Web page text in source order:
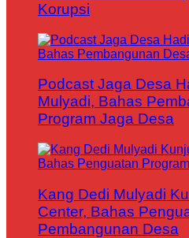
Korupsi
Podcast Jaga Desa
Mulyadi, Bahas
Program Jaga Desa
Kang Dedi Mulyadi
Center, Bahas
Pembangunan Desa